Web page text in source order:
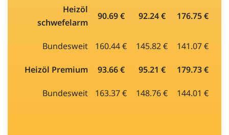
Heizöl
schwefelarm
90.69 € 92.24 € 176.75 €
Bundesweit 160.44 € 145.82 € 141.07 €
Heizöl Premium 93.66 € 95.21 € 179.73 €
Bundesweit 163.37 € 148.76 € 144.01 €